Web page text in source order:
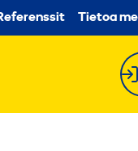
Tietoa